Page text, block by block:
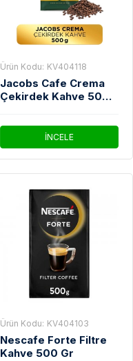
Ürün Kodu: KV404118
Jacobs Cafe Crema
Çekirdek Kahve 500
İNCELE
Ürün Kodu: KV404103
Nescafe Forte Filtre
Kahve 500 Gr